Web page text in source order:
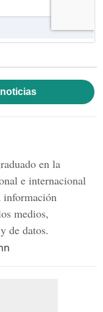
en la
e internacional
información
medios,
de datos.